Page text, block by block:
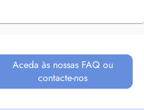
Aceda às nossas FAQ ou
contacte-nos